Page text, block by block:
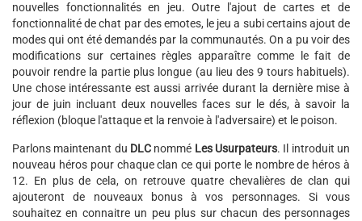
nouvelles fonctionnalités en jeu. Outre l'ajout de cartes et de
fonctionnalité de chat par des emotes, le jeu a subi certains ajout de
modes qui ont été demandés par la communautés. On a pu voir des
modifications sur certaines règles apparaître comme le fait de
pouvoir rendre la partie plus longue (au lieu des 9 tours habituels).
Une chose intéressante est aussi arrivée durant la dernière mise à
jour de juin incluant deux nouvelles faces sur le dés, à savoir la
réflexion (bloque l'attaque et la renvoie à l'adversaire) et le poison.
Parlons maintenant du DLC nommé Les Usurpateurs. Il introduit un
nouveau héros pour chaque clan ce qui porte le nombre de héros à
12. En plus de cela, on retrouve quatre chevalières de clan qui
ajouteront de nouveaux bonus à vos personnages. Si vous
souhaitez en connaitre un peu plus sur chacun des personnages